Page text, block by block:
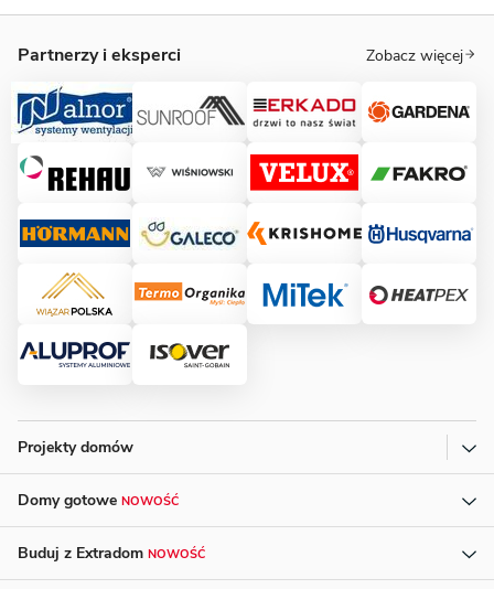
Partnerzy i eksperci Zobacz więcej
Projekty domów
Domy gotowe NOWOŚĆ
Buduj z Extradom NOWOŚĆ